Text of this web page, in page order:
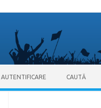
AUTENTIFICARE CAUTĂ